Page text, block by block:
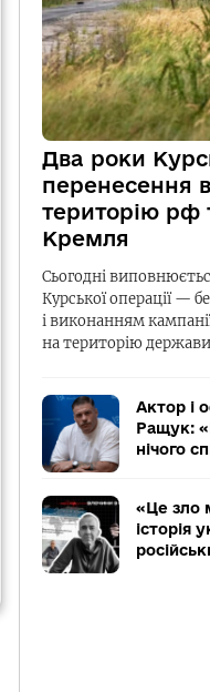
Два роки
перенесення
територію рф
Кремля
Сьогодні
Курської операції —
і виконанням
на територію
Актор і
Ращук:
нічого
«Це зло
історія